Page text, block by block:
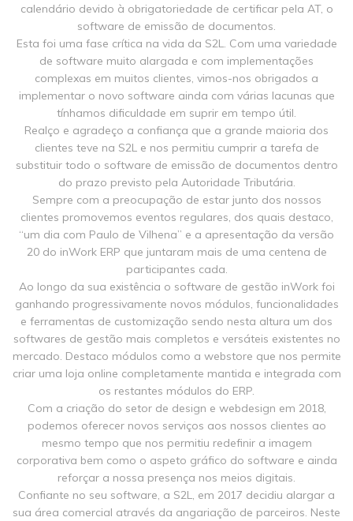
calendário devido à obrigatoriedade de certificar pela AT, o
software de emissão de documentos.
Esta foi uma fase crítica na vida da S2L. Com uma variedade
de software muito alargada e com implementações
complexas em muitos clientes, vimos-nos obrigados a
implementar o novo software ainda com várias lacunas que
tínhamos dificuldade em suprir em tempo útil.
Realço e agradeço a confiança que a grande maioria dos
clientes teve na S2L e nos permitiu cumprir a tarefa de
substituir todo o software de emissão de documentos dentro
do prazo previsto pela Autoridade Tributária.
Sempre com a preocupação de estar junto dos nossos
clientes promovemos eventos regulares, dos quais destaco,
“um dia com Paulo de Vilhena” e a apresentação da versão
20 do inWork ERP que juntaram mais de uma centena de
participantes cada.
Ao longo da sua existência o software de gestão inWork foi
ganhando progressivamente novos módulos, funcionalidades
e ferramentas de customização sendo nesta altura um dos
softwares de gestão mais completos e versáteis existentes no
mercado. Destaco módulos como a webstore que nos permite
criar uma loja online completamente mantida e integrada com
os restantes módulos do ERP.
Com a criação do setor de design e webdesign em 2018,
podemos oferecer novos serviços aos nossos clientes ao
mesmo tempo que nos permitiu redefinir a imagem
corporativa bem como o aspeto gráfico do software e ainda
reforçar a nossa presença nos meios digitais.
Confiante no seu software, a S2L, em 2017 decidiu alargar a
sua área comercial através da angariação de parceiros. Neste